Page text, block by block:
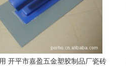
开平市嘉盈五金塑胶制品厂瓷砖